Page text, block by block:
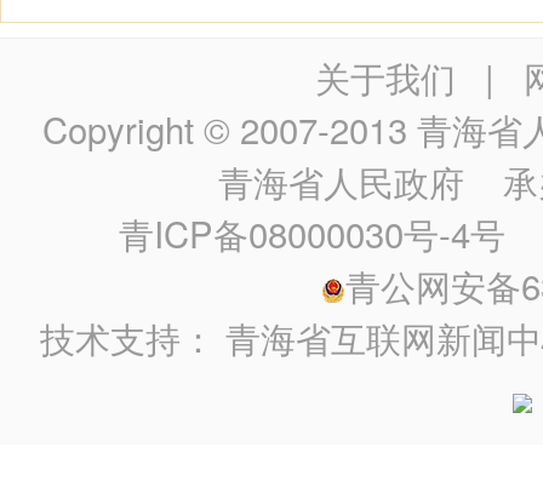
关于我们 |
Copyright © 2007-2013 青海省
青海省人民政府 承
青ICP备08000030号-4号
青公网安备
技术支持：青海省互联网新闻